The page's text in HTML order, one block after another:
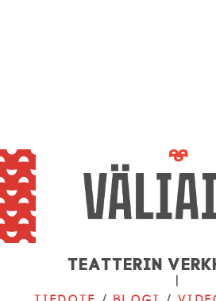
Teatterin
|